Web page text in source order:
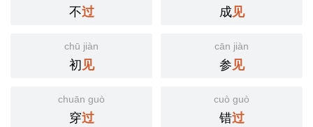
不过 成见
chū jiàn
初见
cān jiàn
参见
chuān guò
穿过
cuò guò
错过